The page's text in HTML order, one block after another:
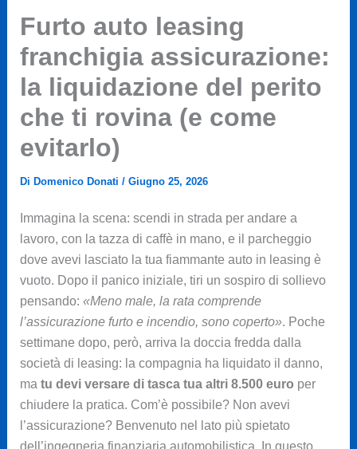
Furto auto leasing
franchigia assicurazione:
la liquidazione del perito
che ti rovina (e come
evitarlo)
Di Domenico Donati / Giugno 25, 2026
Immagina la scena: scendi in strada per andare a
lavoro, con la tazza di caffè in mano, e il parcheggio
dove avevi lasciato la tua fiammante auto in leasing è
vuoto. Dopo il panico iniziale, tiri un sospiro di sollievo
pensando: «Meno male, la rata comprende
l’assicurazione furto e incendio, sono coperto». Poche
settimane dopo, però, arriva la doccia fredda dalla
società di leasing: la compagnia ha liquidato il danno,
ma tu devi versare di tasca tua altri 8.500 euro per
chiudere la pratica. Com’è possibile? Non avevi
l’assicurazione? Benvenuto nel lato più spietato